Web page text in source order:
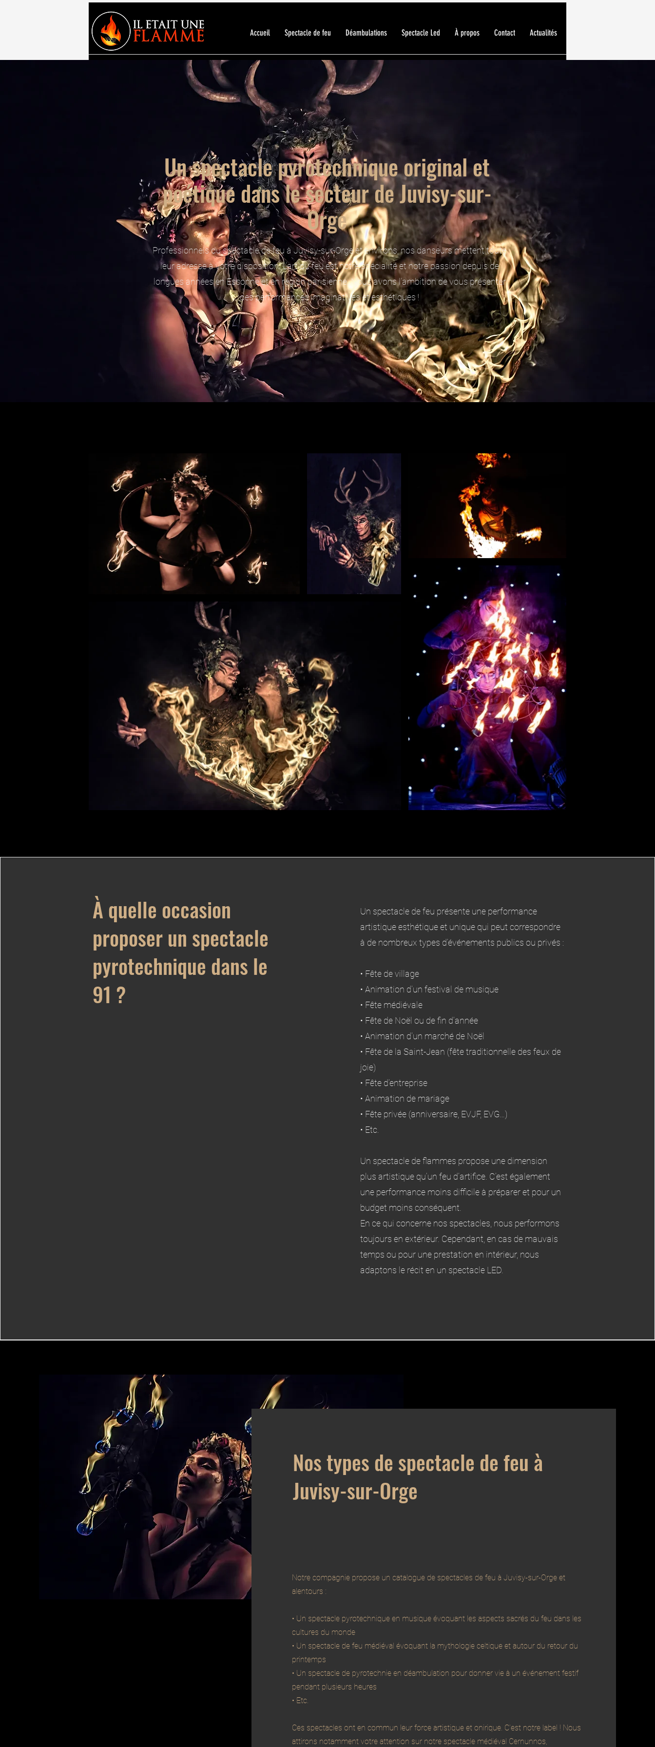
Accueil Spectacle de feu Déambulations Spectacle Led À propos Contact Actualités
Un spectacle pyrotechnique original et
poétique dans le secteur de Juvisy-sur-
Orge
Professionnels du spectacle de feu à Juvisy-sur-Orge et environs, nos danseurs mettent toute
leur adresse à votre disposition. L’art du feu est notre spécialité et notre passion depuis de
longues années en Essonne et en région parisienne. Nous avons l’ambition de vous présenter
des performances imaginatives et esthétiques !
À quelle occasion
proposer un spectacle
pyrotechnique dans le
91 ?
Un spectacle de feu présente une performance
artistique esthétique et unique qui peut correspondre
à de nombreux types d’événements publics ou privés :
• Fête de village
• Animation d’un festival de musique
• Fête médiévale
• Fête de Noël ou de fin d’année
• Animation d’un marché de Noël
• Fête de la Saint-Jean (fête traditionnelle des feux de
joie)
• Fête d’entreprise
• Animation de mariage
• Fête privée (anniversaire, EVJF, EVG…)
• Etc.
Un spectacle de flammes propose une dimension
plus artistique qu’un feu d’artifice. C’est également
une performance moins difficile à préparer et pour un
budget moins conséquent.
En ce qui concerne nos spectacles, nous performons
toujours en extérieur. Cependant, en cas de mauvais
temps ou pour une prestation en intérieur, nous
adaptons le récit en un spectacle LED.
Nos types de spectacle de feu à
Juvisy-sur-Orge
Notre compagnie propose un catalogue de spectacles de feu à Juvisy-sur-Orge et
alentours :
• Un spectacle pyrotechnique en musique évoquant les aspects sacrés du feu dans les
cultures du monde
• Un spectacle de feu médiéval évoquant la mythologie celtique et autour du retour du
printemps
• Un spectacle de pyrotechnie en déambulation pour donner vie à un événement festif
pendant plusieurs heures
• Etc.
Ces spectacles ont en commun leur force artistique et onirique. C’est notre label ! Nous
attirons notamment votre attention sur notre spectacle médiéval Cernunnos,